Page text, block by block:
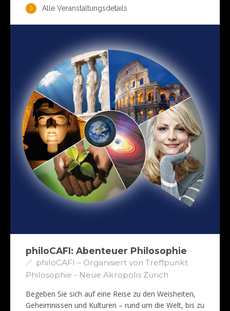
Alle Veranstaltungsdetails
philoCAFI: Abenteuer Philosophie
philoCAFI – Organisiert von Treffpunkt
Philosophie - Neue Akropolis Zürich
Begeben Sie sich auf eine Reise zu den Weisheiten,
Geheimnissen und Kulturen – rund um die Welt, bis zu